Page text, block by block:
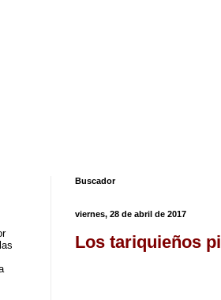
Buscador
viernes, 28 de abril de 2017
Los tariquieños